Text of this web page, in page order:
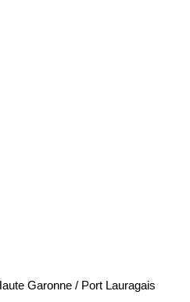
Garonne / Port Lauragais